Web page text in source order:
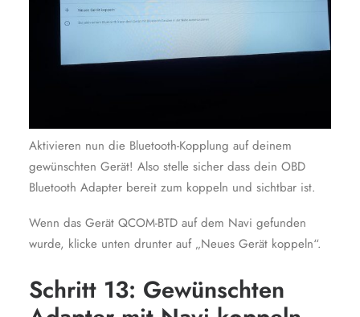
Aktivieren nun die Bluetooth-Kopplung auf deinem
gewünschten Gerät! Also stelle sicher dass dein OBD
Bluetooth Adapter bereit zum koppeln und sichtbar ist.
Wenn das Gerät QCOM-BTD auf dem Navi gefunden
wurde, klicke unten drunter auf „Neues Gerät koppeln“.
Schritt 13: Gewünschten